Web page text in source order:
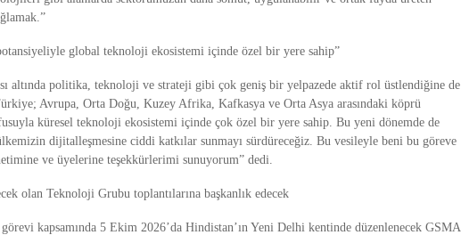
global teknoloji ekosistemi içinde özel bir yere sahip”
altında politika, teknoloji ve strateji gibi çok geniş bir yelpazede aktif rol üstlendiğine de
Avrupa, Orta Doğu, Kuzey Afrika, Kafkasya ve Orta Asya arasındaki köprü
küresel teknoloji ekosistemi içinde çok özel bir yere sahip. Bu yeni dönemde de
dijitalleşmesine ciddi katkılar sunmayı sürdüreceğiz. Bu vesileyle beni bu göreve
ve üyelerine teşekkürlerimi sunuyorum” dedi.
olan Teknoloji Grubu toplantılarına başkanlık edecek
kapsamında 5 Ekim 2026’da Hindistan’ın Yeni Delhi kentinde düzenlenecek GSMA